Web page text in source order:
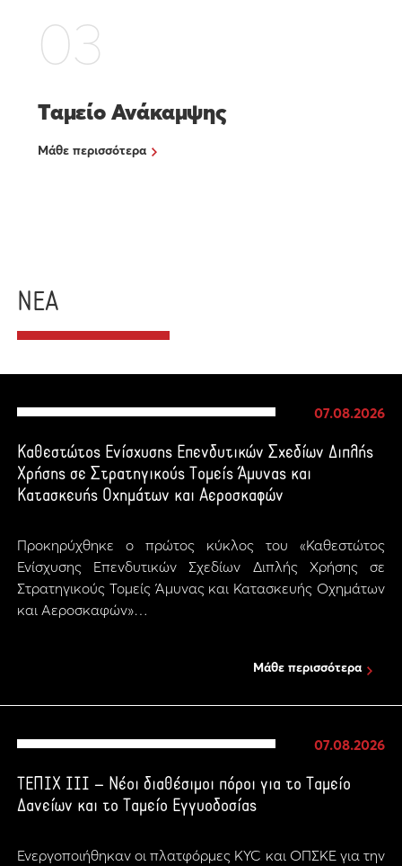
03
Ταμείο Ανάκαμψης
Μάθε περισσότερα
ΝΕΑ
07.08.2026
Καθεστώτος Ενίσχυσης Επενδυτικών Σχεδίων Διπλής
Χρήσης σε Στρατηγικούς Τομείς Άμυνας και
Κατασκευής Οχημάτων και Αεροσκαφών
Προκηρύχθηκε ο πρώτος κύκλος του «Καθεστώτος
Ενίσχυσης Επενδυτικών Σχεδίων Διπλής Χρήσης σε
Στρατηγικούς Τομείς Άμυνας και Κατασκευής Οχημάτων
και Αεροσκαφών»…
Μάθε περισσότερα
07.08.2026
ΤΕΠΙΧ ΙΙΙ – Νέοι διαθέσιμοι πόροι για το Ταμείο
Δανείων και το Ταμείο Εγγυοδοσίας
Ενεργοποιήθηκαν οι πλατφόρμες KYC και ΟΠΣΚΕ για την